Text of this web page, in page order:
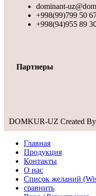
dominant-
+998(99)799 50
+998(94)955 89
Партнеры
DOMKUR-UZ Created By
Главная
Продукция
Контакты
О нас
Список желаний
сравнить